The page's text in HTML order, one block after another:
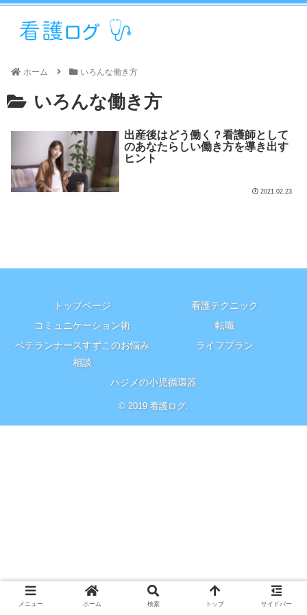
ホーム いろんな働き方
いろんな働き方
出産後はどう働く？看護師として
のあなたらしい働き方を導き出す
ヒント
2021.02.23
トップページ
看護テクニック
コミュニケーション術
転職
ベテランナースすずこのお悩み
相談
ライフプラン
ハジメの小児循環器
© 2019 看護ログ.
メニュー ホーム 検索 トップ サイドバー